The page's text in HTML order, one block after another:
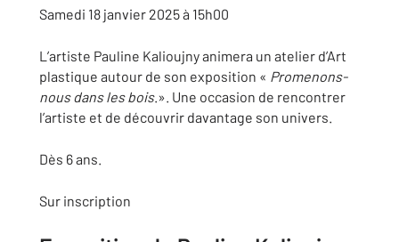
Samedi 18 janvier 2025 à 15h00
L’artiste Pauline Kalioujny animera un atelier d’Art
plastique autour de son exposition « Promenons-
nous dans les bois.». Une occasion de rencontrer
l’artiste et de découvrir davantage son univers.
Dès 6 ans.
Sur inscription